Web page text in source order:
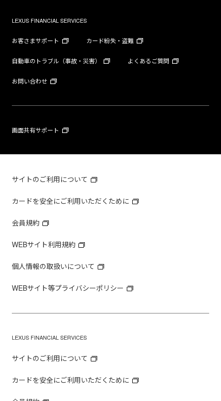
LEXUS FINANCIAL SERVICES
お客さまサポート カード紛失・盗難
自動車のトラブル（事故・災害） よくあるご質問
お問い合わせ
画面共有サポート
サイトのご利用について
カードを安全にご利用いただくために
会員規約
WEBサイト利用規約
個人情報の取扱いについて
WEBサイト等プライバシーポリシー
LEXUS FINANCIAL SERVICES
サイトのご利用について
カードを安全にご利用いただくために